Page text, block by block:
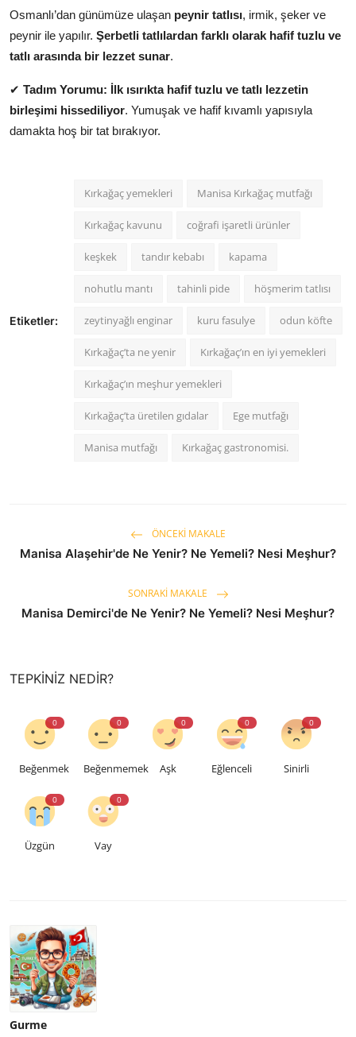
Osmanlı’dan günümüze ulaşan peynir tatlısı, irmik, şeker ve
peynir ile yapılır. Şerbetli tatlılardan farklı olarak hafif tuzlu ve
tatlı arasında bir lezzet sunar.
✔ Tadım Yorumu: İlk ısırıkta hafif tuzlu ve tatlı lezzetin
birleşimi hissediliyor. Yumuşak ve hafif kıvamlı yapısıyla
damakta hoş bir tat bırakıyor.
Etiketler:
Kırkağaç yemekleri Manisa Kırkağaç mutfağı
Kırkağaç kavunu coğrafi işaretli ürünler
keşkek tandır kebabı kapama
nohutlu mantı tahinli pide höşmerim tatlısı
zeytinyağlı enginar kuru fasulye odun köfte
Kırkağaç’ta ne yenir Kırkağaç’ın en iyi yemekleri
Kırkağaç’ın meşhur yemekleri
Kırkağaç’ta üretilen gıdalar Ege mutfağı
Manisa mutfağı Kırkağaç gastronomisi.
ÖNCEKI MAKALE
Manisa Alaşehir'de Ne Yenir? Ne Yemeli? Nesi Meşhur?
SONRAKI MAKALE
Manisa Demirci'de Ne Yenir? Ne Yemeli? Nesi Meşhur?
TEPKINIZ NEDIR?
0
Beğenmek
0
Beğenmemek
0
Aşk
0
Eğlenceli
0
Sinirli
0
Üzgün
0
Vay
Gurme